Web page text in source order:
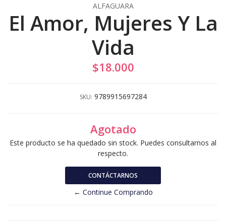
ALFAGUARA
El Amor, Mujeres Y La
Vida
$18.000
SKU: 9789915697284
Agotado
Este producto se ha quedado sin stock. Puedes consultarnos al
respecto.
CONTÁCTARNOS
← Continue Comprando